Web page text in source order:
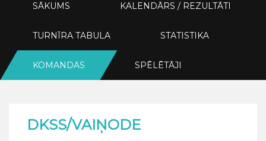
SĀKUMS KALENDĀRS / REZULTĀTI
TURNĪRA TABULA STATISTIKA
KOMANDAS SPĒLĒTĀJI
DKSS/VAIŅODE